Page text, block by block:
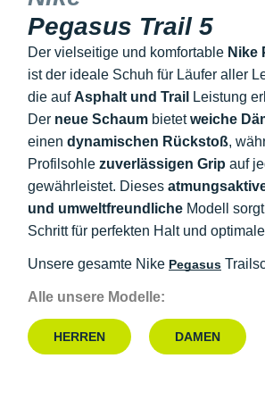
Pegasus Trail 5
Der vielseitige und komfortable Nike
ist der ideale Schuh für Läufer aller
die auf Asphalt und Trail
Leistung
Der neue Schaum bietetweiche
einen dynamischen Rückstoß,
Profilsohle zuverlässigen Grip auf
gewährleistet. Dieses
und umweltfreundliche Modell
Schritt für perfekten Halt und
Unsere gesamte Nike Pegasus
Alle unsere Modelle:
HERREN DAMEN